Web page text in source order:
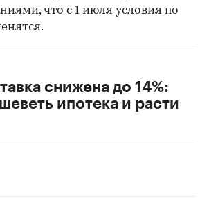
что с 1 июля условия по
снижена до 14%:
ипотека и расти